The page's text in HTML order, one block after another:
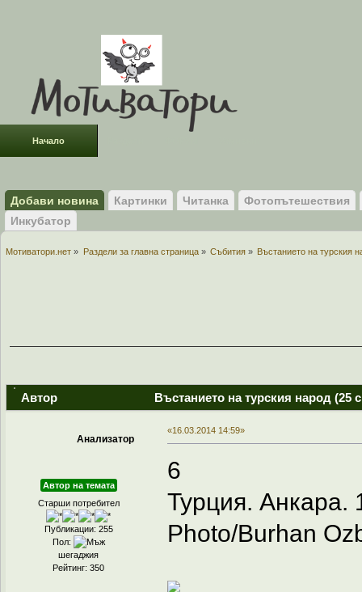
Начало
Добави новина Картинки Читанка
Фотопътешествия
Инкубатор
Мотиватори.нет » Раздели за главна страница» Събития» Въстанието на турския
Автор Въстанието на турския народ (25
Анализатор
Автор на темата
Старши потребител
Публикации: 255
Пол:
шегаджия
Рейтинг: 350
«16.03.2014 14:59»
6
Турция. Анкара.
Photo/Burhan